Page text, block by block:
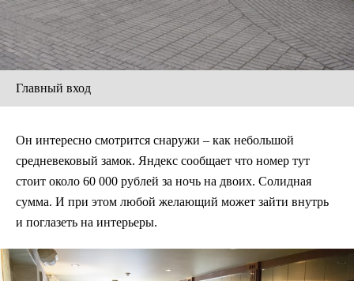
Главный вход
Он интересно смотрится снаружи – как небольшой
средневековый замок. Яндекс сообщает что номер тут
стоит около 60 000 рублей за ночь на двоих. Солидная
сумма. И при этом любой желающий может зайти внутрь
и поглазеть на интерьеры.